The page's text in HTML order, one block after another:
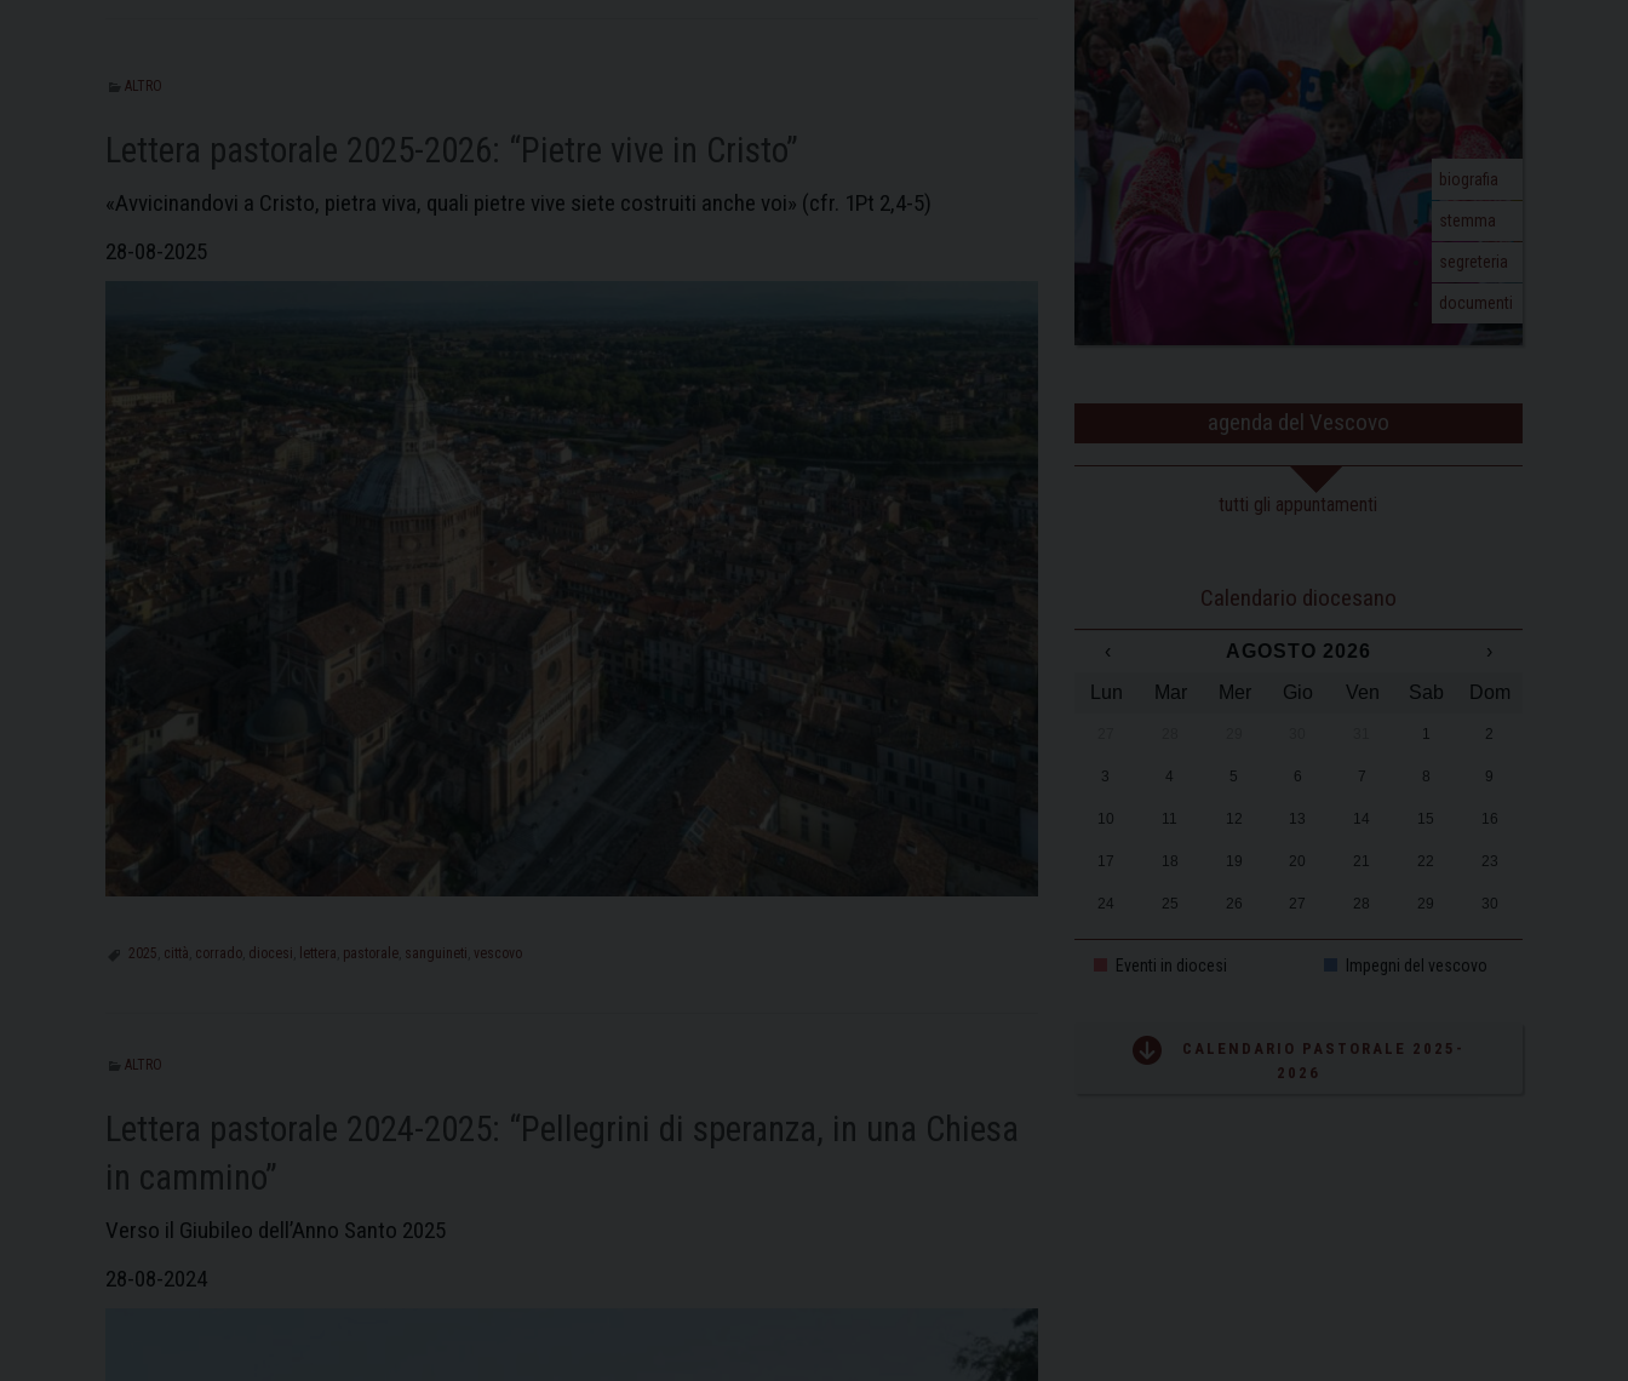
ALTRO
Lettera pastorale 2025-2026: “Pietre vive in Cristo”
«Avvicinandovi a Cristo, pietra viva, quali pietre vive siete costruiti anche voi» (cfr. 1Pt 2,4-5)
28-08-2025
2025 città corrado diocesi lettera pastorale sanguineti vescovo
ALTRO
Lettera pastorale 2024-2025: “Pellegrini di speranza, in una Chiesa
in cammino”
Verso il Giubileo dell’Anno Santo 2025
28-08-2024
biografia
stemma
segreteria
documenti
agenda del Vescovo
tutti gli appuntamenti
Calendario diocesano
‹ AGOSTO 2026
›
Lun
Mar Mer Gio Ven Sab Dom
1 2
3 4 5 6 7 8 9
10 11 12 13 14 15 16
17 18 19 20 21 22 23
24 25 26 27 28 29 30
31 1 2 3 4 5 6
Eventi in diocesi Impegni del vescovo
CALENDARIO PASTORALE 2025-
2026